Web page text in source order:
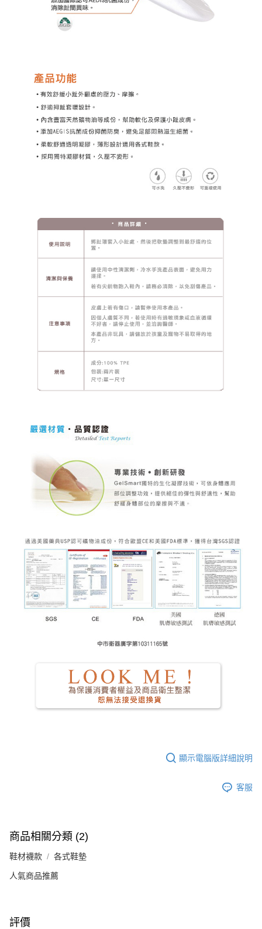
顯示電腦版詳細說明
客服
商品相關分類 (2)
鞋材襪款 各式鞋墊
人氣商品推薦
評價